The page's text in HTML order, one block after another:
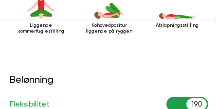
Liggende
sommerfuglestilling
Kohovedpositur
liggende på ryggen
Afslapningsstilling
Belønning
Fleksibilitet 190